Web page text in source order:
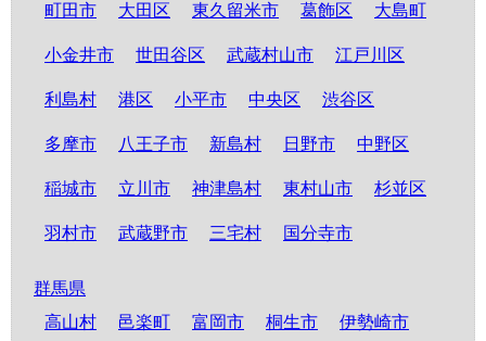
町田市 大田区 東久留米市 葛飾区 大島町
小金井市 世田谷区 武蔵村山市 江戸川区
利島村 港区 小平市 中央区 渋谷区
多摩市 八王子市 新島村 日野市 中野区
稲城市 立川市 神津島村 東村山市 杉並区
羽村市 武蔵野市 三宅村 国分寺市
群馬県
高山村
邑楽町 富岡市 桐生市 伊勢崎市